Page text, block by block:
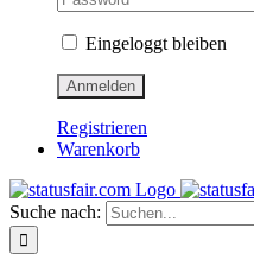
Eingeloggt bleiben
Registrieren
Warenkorb
Suche nach: